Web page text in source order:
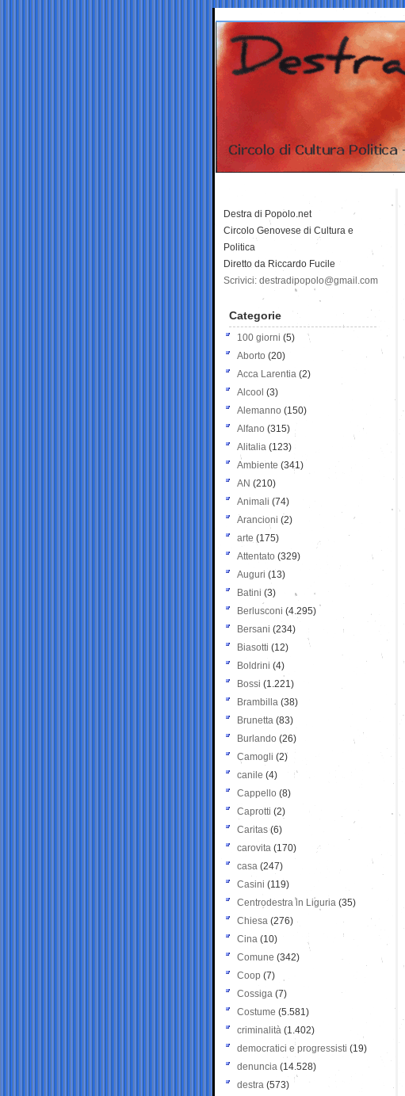
Destra di Popolo.net
Circolo Genovese di Cultura e
Politica
Diretto da Riccardo Fucile
Scrivici: destradipopolo@gmail.com
Categorie
100 giorni (5)
Aborto (20)
Acca Larentia (2)
Alcool (3)
Alemanno (150)
Alfano (315)
Alitalia (123)
Ambiente (341)
AN (210)
Animali (74)
Arancioni (2)
arte (175)
Attentato (329)
Auguri (13)
Batini (3)
Berlusconi (4.295)
Bersani (234)
Biasotti (12)
Boldrini (4)
Bossi (1.221)
Brambilla (38)
Brunetta (83)
Burlando (26)
Camogli (2)
canile (4)
Cappello (8)
Caprotti (2)
Caritas (6)
carovita (170)
casa (247)
Casini (119)
Centrodestra in Liguria (35)
Chiesa (276)
Cina (10)
Comune (342)
Coop (7)
Cossiga (7)
Costume (5.581)
criminalità (1.402)
democratici e progressisti (19)
denuncia (14.528)
destra (573)